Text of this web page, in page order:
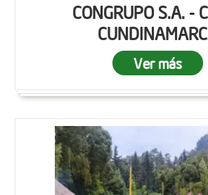
CONGRUPO S.A. -
Ver más